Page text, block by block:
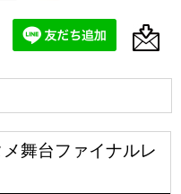
メ舞台ファイナルレ